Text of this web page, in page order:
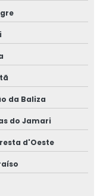
da Baliza
do Jamari
d'Oeste